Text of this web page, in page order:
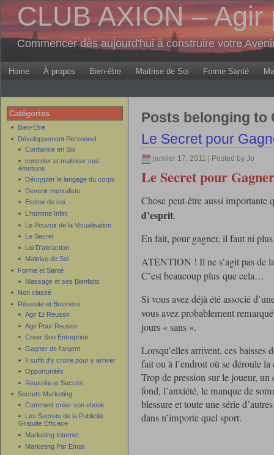
CLUB AXION – Agir
Commencer dès aujourd'hui à construire votre
Home À propos Bien-être Maitrise de Soi Forme Santé
Catégories
Bien-Etre
Développement Personnel
Confiance en Soi
controler et maitriser ses
émotions
Décrypter le langage du corps
Devenir mentaliste
Estime de soi
L'homme Infini
Le Pouvoir de la Visualisation
Le Secret
Loi D'attraction
Maitrise de Soi
Forme et Santé
Massage et ses Bienfaits
Non classé
Réussite et Business
Agir Et Reussir
Agir Pour Reussir
Creer Son Entreprise
Gagner de l'argent
Il suffit d'y croire pour y arriver
Opportunités
Réussite et Succès
Secrets Marketing
Comment créer son ebook
Les Secrets de la Publicité
Gratuite Efficace
Marketing Internet
Marketing Par Email
Posts belonging to
Le Secret pour
janvier 17, 2011 | Posted by Jo
Le Secret pour Gagner
Chose peut-être aussi importante
d’esprit.
En fait, pour gagner, il faut ni
ATENTION ! Il ne s’agit pas de
C’est beaucoup plus que cela…
Si vous avez déjà été associé
vous avez probablement
jours « sans ».
Lorsqu’elles arrivent, ces baisses
fait ou à l’endroit où se déroule
Trop de pression sur le joueur,
fond, l’anxiété, le manque de
blessure et toute une série
dans n’importe quel sport.